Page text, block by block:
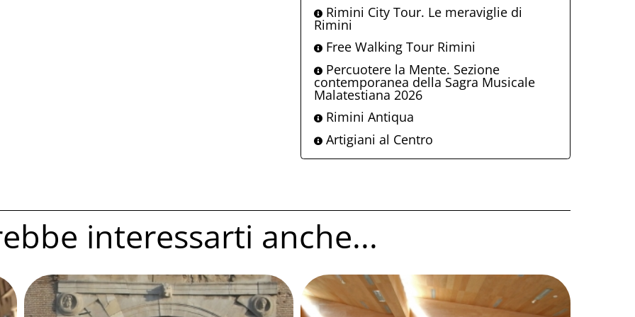
Rimini City Tour. Le meraviglie di
Rimini
Free Walking Tour Rimini
Percuotere la Mente. Sezione
contemporanea della Sagra Musicale
Malatestiana 2026
Rimini Antiqua
Artigiani al Centro
interessarti anche...